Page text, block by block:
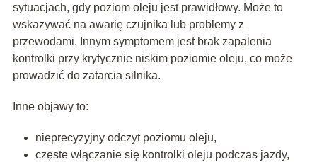
sytuacjach, gdy poziom oleju jest prawidłowy. Może to
wskazywać na awarię czujnika lub problemy z
przewodami. Innym symptomem jest brak zapalenia
kontrolki przy krytycznie niskim poziomie oleju, co może
prowadzić do zatarcia silnika.
Inne objawy to:
nieprecyzyjny odczyt poziomu oleju,
częste włączanie się kontrolki oleju podczas jazdy,